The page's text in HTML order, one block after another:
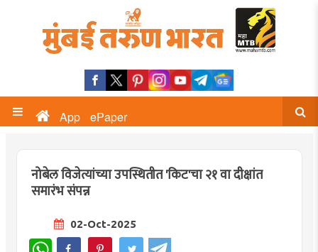
App ePaper
नोबेल विजेत्यांच्या उपस्थितीत 'किट'चा २१ वा दीक्षांत
समारंभ संपन्न
02-Oct-2025
WhatsApp